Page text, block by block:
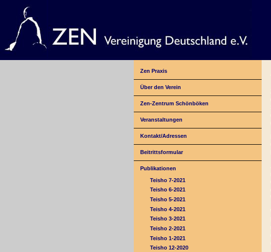
Zen Praxis
Über den Verein
Zen-Zentrum Schönböken
Veranstaltungen
Kontakt/Adressen
Beitrittsformular
Publikationen
Teisho 7-2021
Teisho 6-2021
Teisho 5-2021
Teisho 4-2021
Teisho 3-2021
Teisho 2-2021
Teisho 1-2021
Teisho 12-2020